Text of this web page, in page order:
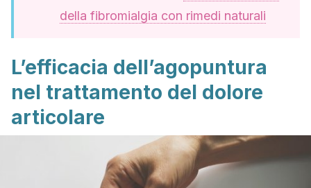
della fibromialgia con rimedi naturali
L’efficacia dell’agopuntura
nel trattamento del dolore
articolare